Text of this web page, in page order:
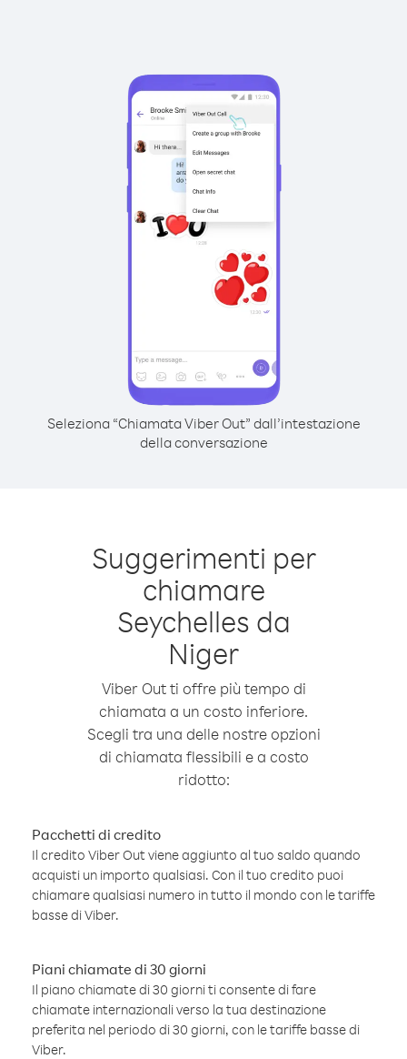
Seleziona “Chiamata Viber Out” dall’intestazione
della conversazione
Suggerimenti per
chiamare
Seychelles da
Niger
Viber Out ti offre più tempo di
chiamata a un costo inferiore.
Scegli tra una delle nostre opzioni
di chiamata flessibili e a costo
ridotto:
Pacchetti di credito
Il credito Viber Out viene aggiunto al tuo saldo quando
acquisti un importo qualsiasi. Con il tuo credito puoi
chiamare qualsiasi numero in tutto il mondo con le tariffe
basse di Viber.
Piani chiamate di 30 giorni
Il piano chiamate di 30 giorni ti consente di fare
chiamate internazionali verso la tua destinazione
preferita nel periodo di 30 giorni, con le tariffe basse di
Viber.